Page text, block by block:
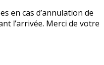
en cas d’annulation de
l’arrivée. Merci de votre